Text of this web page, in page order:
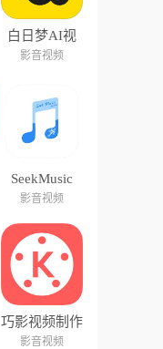
白日梦AI视
频创作
影音视频
SeekMusic
影音视频
巧影视频制作
软件
影音视频